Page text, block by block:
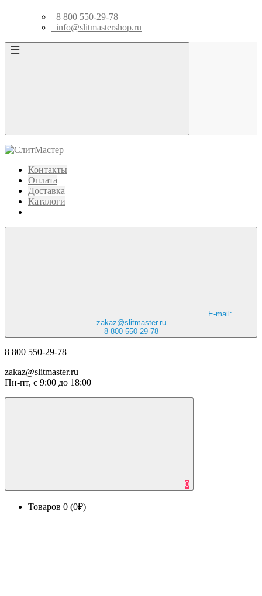
8 800 550-29-78
info@slitmastershop.ru
Контакты
Оплата
Доставка
Каталоги
E-mail:
zakaz@slitmaster.ru
8 800 550-29-78
8 800 550-29-78
zakaz@slitmaster.ru
Пн-пт, с 9:00 до 18:00
0
Товаров 0 (0₽)